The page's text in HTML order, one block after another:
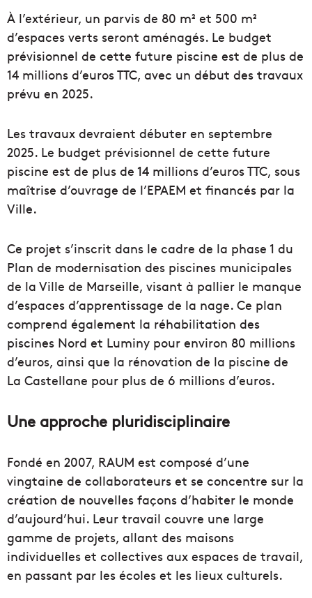
À l’extérieur, un parvis de 80 m² et 500 m²
d’espaces verts seront aménagés. Le budget
prévisionnel de cette future piscine est de plus de
14 millions d’euros TTC, avec un début des travaux
prévu en 2025.
Les travaux devraient débuter en septembre
2025. Le budget prévisionnel de cette future
piscine est de plus de 14 millions d’euros TTC, sous
maîtrise d’ouvrage de l’EPAEM et financés par la
Ville.
Ce projet s’inscrit dans le cadre de la phase 1 du
Plan de modernisation des piscines municipales
de la Ville de Marseille, visant à pallier le manque
d’espaces d’apprentissage de la nage. Ce plan
comprend également la réhabilitation des
piscines Nord et Luminy pour environ 80 millions
d’euros, ainsi que la rénovation de la piscine de
La Castellane pour plus de 6 millions d’euros.
Une approche pluridisciplinaire
Fondé en 2007, RAUM est composé d’une
vingtaine de collaborateurs et se concentre sur la
création de nouvelles façons d’habiter le monde
d’aujourd’hui. Leur travail couvre une large
gamme de projets, allant des maisons
individuelles et collectives aux espaces de travail,
en passant par les écoles et les lieux culturels.